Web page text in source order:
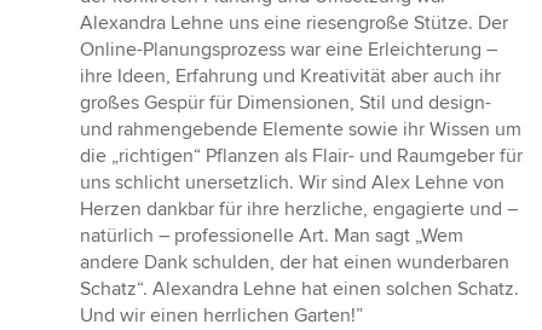
5
Sternen
Alexandra Lehne uns eine riesengroße Stütze. Der
Online-Planungsprozess war eine Erleichterung –
ihre Ideen, Erfahrung und Kreativität aber auch ihr
großes Gespür für Dimensionen, Stil und design-
und rahmengebende Elemente sowie ihr Wissen um
die „richtigen“ Pflanzen als Flair- und Raumgeber für
uns schlicht unersetzlich. Wir sind Alex Lehne von
Herzen dankbar für ihre herzliche, engagierte und –
natürlich – professionelle Art. Man sagt „Wem
andere Dank schulden, der hat einen wunderbaren
Schatz“. Alexandra Lehne hat einen solchen Schatz.
Und wir einen herrlichen Garten!”